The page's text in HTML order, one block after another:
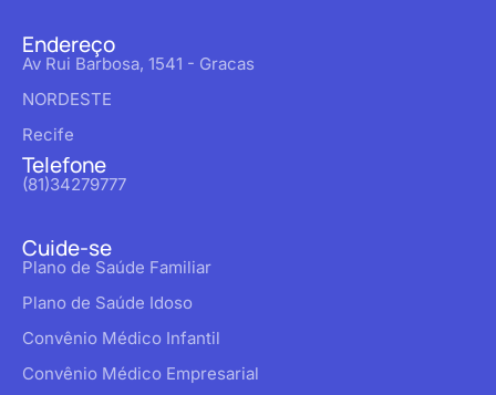
Endereço
Av Rui Barbosa, 1541 - Gracas
NORDESTE
Recife
Telefone
(81)34279777
Cuide-se
Plano de Saúde Familiar
Plano de Saúde Idoso
Convênio Médico Infantil
Convênio Médico Empresarial